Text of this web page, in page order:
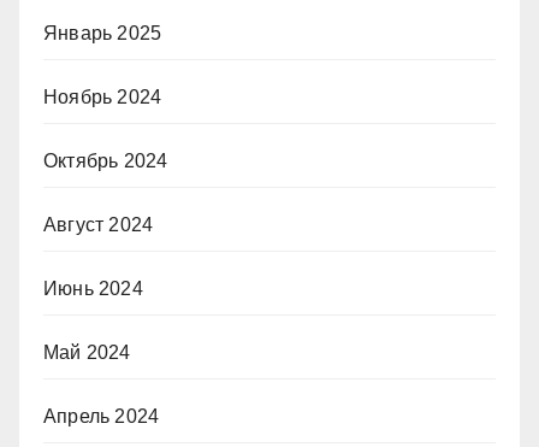
Январь 2025
Ноябрь 2024
Октябрь 2024
Август 2024
Июнь 2024
Май 2024
Апрель 2024